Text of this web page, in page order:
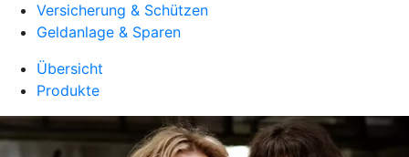
Versicherung & Schützen
Geldanlage & Sparen
Übersicht
Produkte